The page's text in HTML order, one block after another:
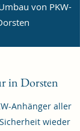
von PKW-
in Dorsten
Anhänger aller
wieder